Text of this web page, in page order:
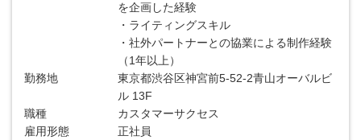
を企画した経験
・ライティングスキル
・社外パートナーとの協業による制作経験
（1年以上）
勤務地
東京都渋谷区神宮前5-52-2青山オーバルビ
ル 13F
職種
カスタマーサクセス
雇用形態
正社員